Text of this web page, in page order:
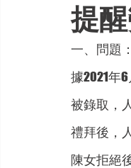
提
一、問題：
據2021年
被錄取，
禮拜後，
陳女拒絕